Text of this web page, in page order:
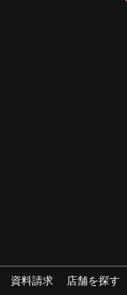
資料請求 店舗を探す